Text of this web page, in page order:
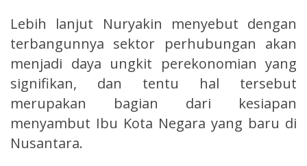
Lebih lanjut Nuryakin menyebut dengan
terbangunnya sektor perhubungan akan
menjadi daya ungkit perekonomian yang
signifikan, dan tentu hal tersebut
merupakan bagian dari kesiapan
menyambut Ibu Kota Negara yang baru di
Nusantara.